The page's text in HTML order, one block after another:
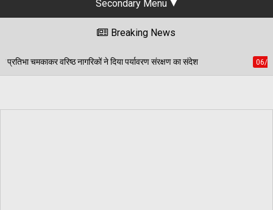
Secondary Menu
Breaking News
पर्यावरण संरक्षण का संदेश 06/08/2026 पंजाब स्कूल गेम्स में